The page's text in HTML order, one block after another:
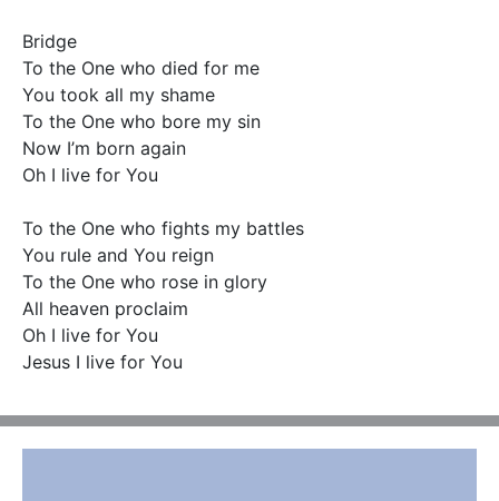
Bridge
To the One who died for me
You took all my shame
To the One who bore my sin
Now I’m born again
Oh I live for You
To the One who fights my battles
You rule and You reign
To the One who rose in glory
All heaven proclaim
Oh I live for You
Jesus I live for You